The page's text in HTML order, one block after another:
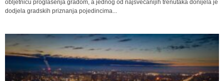
obljetnicu proglašenja gradom, a jednog od najsvečanijih trenutaka donijela je
dodjela gradskih priznanja pojedincima...